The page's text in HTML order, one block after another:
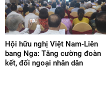
Hội hữu nghị Việt Nam-Liên
bang Nga: Tăng cường đoàn
kết, đối ngoại nhân dân